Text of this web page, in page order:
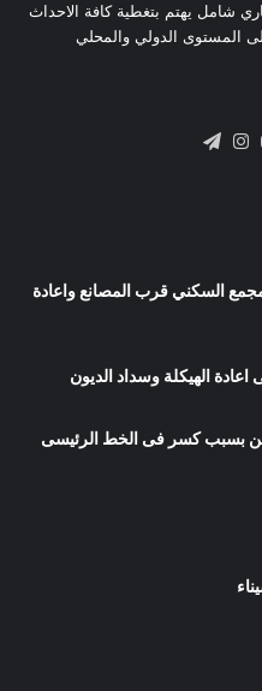
شامل يهتم بتغطية كافة الاحداث
المستوى الدولي والمحلي
يوتيوبانستقرام
السكني قرب المصانع واعادة
الهيكلة وسداد الديون
بسبب كسر فى الخط الرئيسى